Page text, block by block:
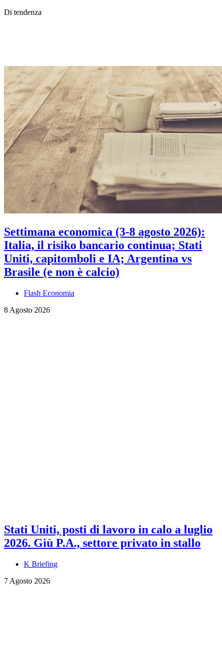
Di tendenza
Settimana economica (3-8 agosto 2026):
Italia, il risiko bancario continua; Stati
Uniti, capitomboli e IA; Argentina vs
Brasile (e non è calcio)
Flash Economia
8 Agosto 2026
Stati Uniti, posti di lavoro in calo a luglio
2026. Giù P.A., settore privato in stallo
K Briefing
7 Agosto 2026